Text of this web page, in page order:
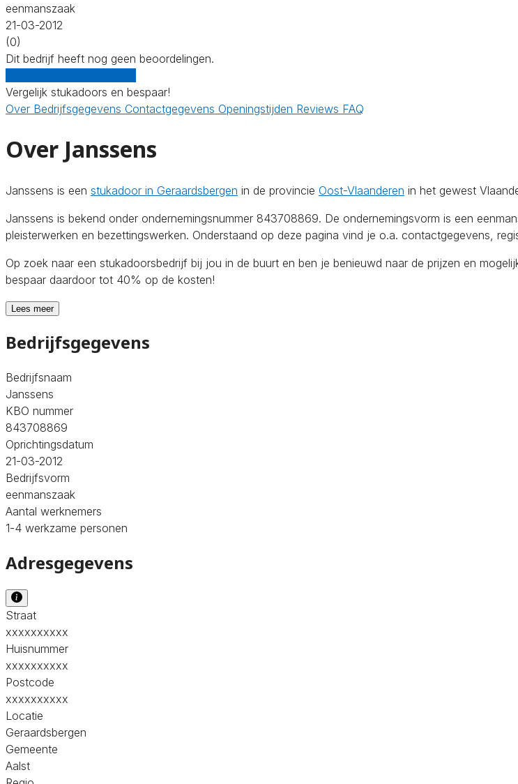
eenmanszaak
21-03-2012
(0)
Dit bedrijf heeft nog geen beoordelingen.
Vergelijk stukadoors en bespaar!
Over Bedrijfsgegevens Contactgegevens Openingstijden Reviews FAQ
Over Janssens
Janssens is een stukadoor in Geraardsbergen in de provincie Oost-Vlaanderen in het gewest
Janssens is bekend onder ondernemingsnummer 843708869. De ondernemingsvorm is een
pleisterwerken en bezettingswerken. Onderstaand op deze pagina vind je o.a. contactgegevens,
Op zoek naar een stukadoorsbedrijf bij jou in de buurt en ben je benieuwd naar de prijzen en
bespaar daardoor tot 40% op de kosten!
Lees meer
Bedrijfsgegevens
Bedrijfsnaam
Janssens
KBO nummer
843708869
Oprichtingsdatum
21-03-2012
Bedrijfsvorm
eenmanszaak
Aantal werknemers
1-4 werkzame personen
Adresgegevens
Straat
xxxxxxxxxx
Huisnummer
xxxxxxxxxx
Postcode
xxxxxxxxxx
Locatie
Geraardsbergen
Gemeente
Aalst